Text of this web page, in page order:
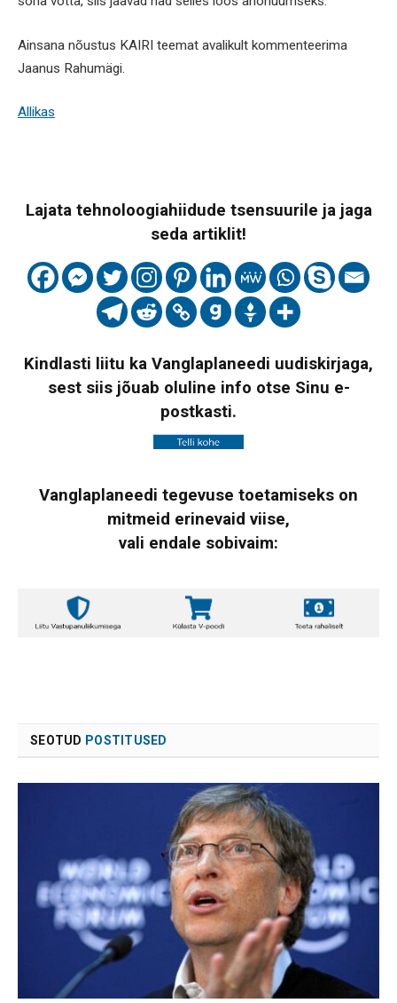
Ainsana nõustus KAIRI teemat avalikult kommenteerima
Jaanus Rahumägi.
Allikas
Lajata tehnoloogiahiidude tsensuurile ja jaga
seda artiklit!
Kindlasti liitu ka Vanglaplaneedi uudiskirjaga,
sest siis jõuab oluline info otse Sinu e-
postkasti.
Vanglaplaneedi tegevuse toetamiseks on
mitmeid erinevaid viise,
vali endale sobivaim:
SEOTUD POSTITUSED